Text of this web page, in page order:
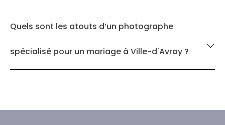
Quels sont les atouts d’un photographe
spécialisé pour un mariage à Ville-d'Avray ?